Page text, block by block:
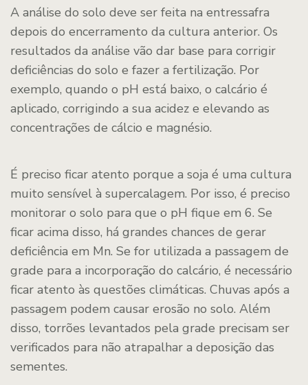
A análise do solo deve ser feita na entressafra
depois do encerramento da cultura anterior. Os
resultados da análise vão dar base para corrigir
deficiências do solo e fazer a fertilização. Por
exemplo, quando o pH está baixo, o calcário é
aplicado, corrigindo a sua acidez e elevando as
concentrações de cálcio e magnésio.
É preciso ficar atento porque a soja é uma cultura
muito sensível à supercalagem. Por isso, é preciso
monitorar o solo para que o pH fique em 6. Se
ficar acima disso, há grandes chances de gerar
deficiência em Mn. Se for utilizada a passagem de
grade para a incorporação do calcário, é necessário
ficar atento às questões climáticas. Chuvas após a
passagem podem causar erosão no solo. Além
disso, torrões levantados pela grade precisam ser
verificados para não atrapalhar a deposição das
sementes.